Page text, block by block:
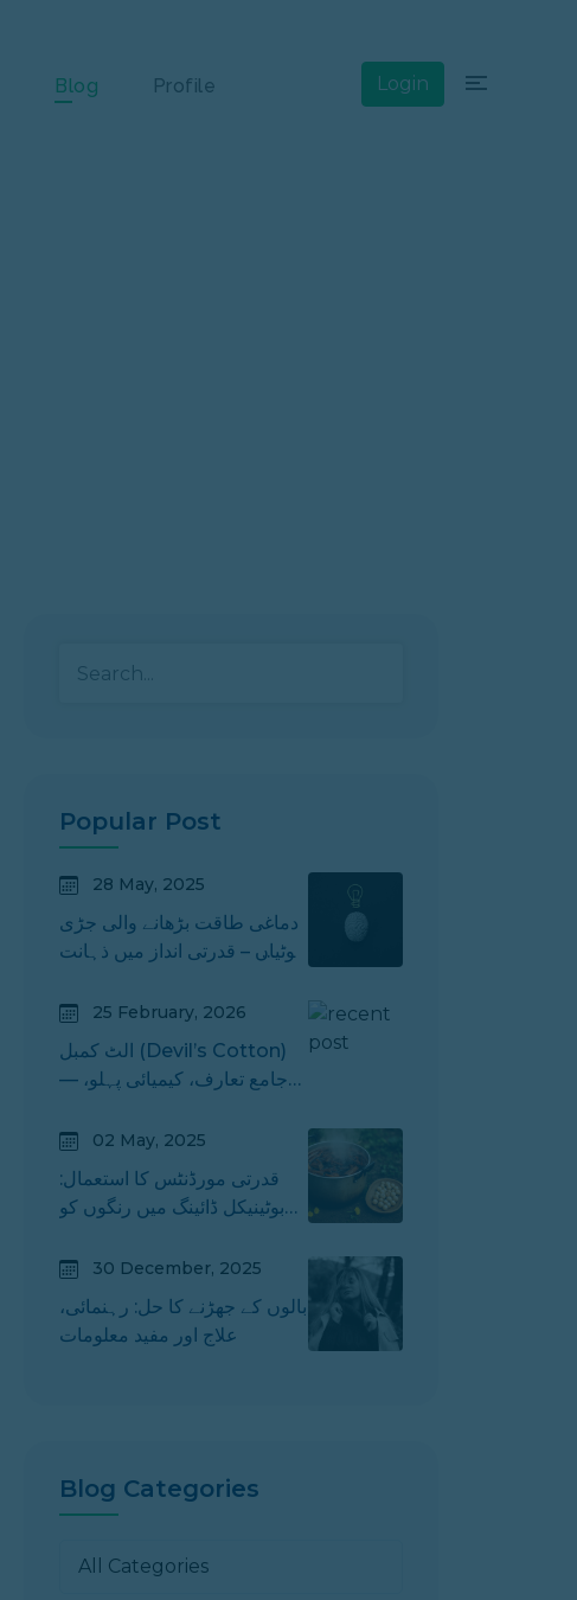
Blog Profile Login
Popular Post
28 May, 2025
دماغی طاقت بڑھانے والی جڑی
بوٹیاں – قدرتی انداز میں ذہانت
25 February, 2026
الٹ کمبل (Devil’s Cotton)
— جامع تعارف، کیمیائی پہلو،
02 May, 2025
قدرتی مورڈنٹس کا استعمال:
بوٹینیکل ڈائینگ میں رنگوں کو
30 December, 2025
بالوں کے جھڑنے کا حل: رہنمائی،
علاج اور مفید معلومات
Blog Categories
All Categories